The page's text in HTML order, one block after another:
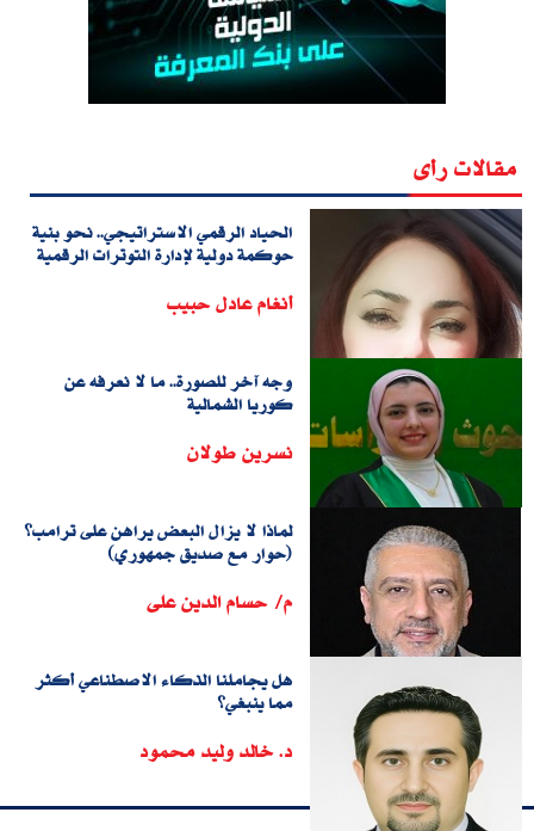
مقالات رأى
الحياد الرقمي الاستراتيجي.. نحو بنية
حوكمة دولية لإدارة التوترات الرقمية
أنغام عادل حبيب
وجه آخر للصورة.. ما لا نعرفه عن
كوريا الشمالية
نسرين طولان
لماذا لا يزال البعض يراهن على ترامب؟
(حوار مع صديق جمهوري)
م/ حسام الدين على
هل يجاملنا الذكاء الاصطناعي أكثر
مما ينبغي؟
د. خالد وليد محمود